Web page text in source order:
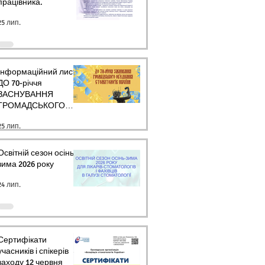
лип.
лист
70-річчя
лип.
сезон осінь-
2026 року
лип.
і спікерів
12 червня